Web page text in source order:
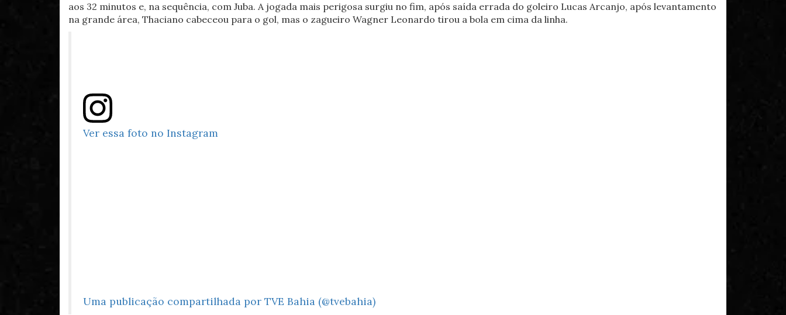
aos 32 minutos e, na sequência, com Juba. A jogada mais perigosa surgiu no fim, após saída errada do goleiro Lucas Arcanjo, após levantamento
na grande área, Thaciano cabeceou para o gol, mas o zagueiro Wagner Leonardo tirou a bola em cima da linha.
Ver essa foto no Instagram
Uma publicação compartilhada por TVE Bahia (@tvebahia)